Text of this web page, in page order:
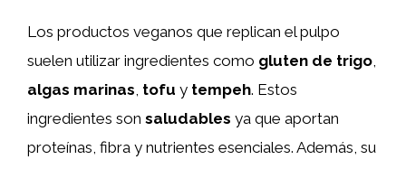
Los productos veganos que replican el pulpo
suelen utilizar ingredientes como gluten de trigo,
algas marinas, tofu y tempeh. Estos
ingredientes son saludables ya que aportan
proteínas, fibra y nutrientes esenciales. Además, su